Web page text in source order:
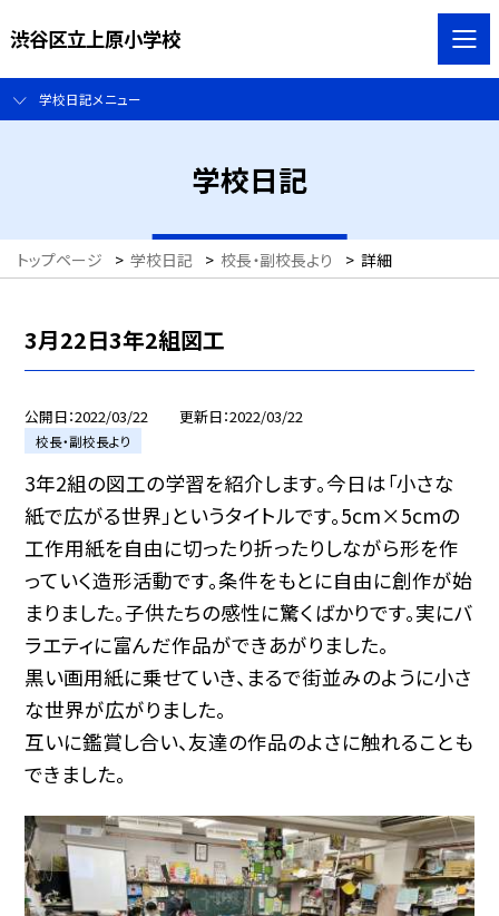
渋谷区立上原小学校
学校日記メニュー
学校日記
トップページ > 学校日記 > 校長・副校長より > 詳細
3月22日3年2組図工
公開日 2022/03/22 更新日 2022/03/22
校長・副校長より
3年2組の図工の学習を紹介します。今日は「小さな
紙で広がる世界」というタイトルです。5cm×5cmの
工作用紙を自由に切ったり折ったりしながら形を作
っていく造形活動です。条件をもとに自由に創作が始
まりました。子供たちの感性に驚くばかりです。実にバ
ラエティに富んだ作品ができあがりました。
黒い画用紙に乗せていき、まるで街並みのように小さ
な世界が広がりました。
互いに鑑賞し合い、友達の作品のよさに触れることも
できました。